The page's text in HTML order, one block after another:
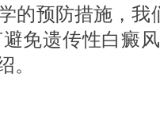
的预防措施，我
免遗传性白癜
。